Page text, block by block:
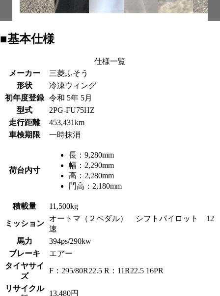
■基本仕様
仕様一覧
メーカー
三菱ふそう
形状
冷凍ウィング
初年度登録
令和 5年 5月
型式
2PG-FU75HZ
走行距離
453,431km
車検期限
一時抹消
荷台内寸
長： 9,280mm
幅： 2,290mm
高： 2,280mm
門高： 2,180mm
積載量 11,500kg
ミッション
オートマ（２ペダル） シフトパイロット 12
速
馬力
394ps/290kw
ブレーキ
エアー
タイヤサイ
ズ
F：295/80R22.5 R：11R22.5 16PR
リサイクル
13,480円